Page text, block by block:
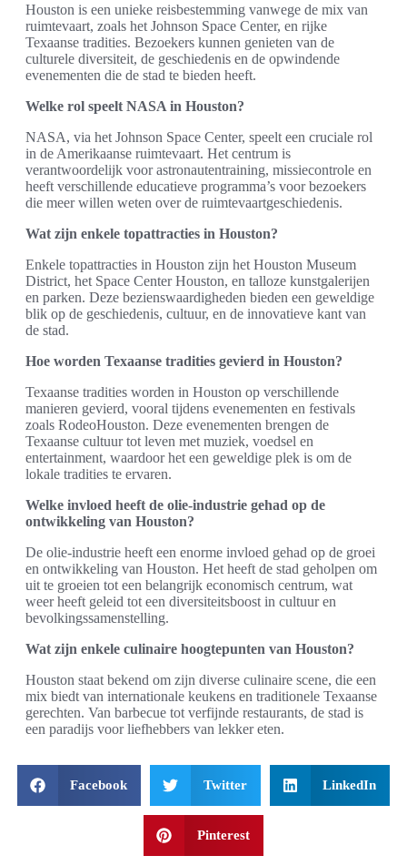
Houston is een unieke reisbestemming vanwege de mix van
ruimtevaart, zoals het Johnson Space Center, en rijke
Texaanse tradities. Bezoekers kunnen genieten van de
culturele diversiteit, de geschiedenis en de opwindende
evenementen die de stad te bieden heeft.
Welke rol speelt NASA in Houston?
NASA, via het Johnson Space Center, speelt een cruciale rol
in de Amerikaanse ruimtevaart. Het centrum is
verantwoordelijk voor astronautentraining, missiecontrole en
heeft verschillende educatieve programma’s voor bezoekers
die meer willen weten over de ruimtevaartgeschiedenis.
Wat zijn enkele topattracties in Houston?
Enkele topattracties in Houston zijn het Houston Museum
District, het Space Center Houston, en talloze kunstgalerijen
en parken. Deze bezienswaardigheden bieden een geweldige
blik op de geschiedenis, cultuur, en de innovatieve kant van
de stad.
Hoe worden Texaanse tradities gevierd in Houston?
Texaanse tradities worden in Houston op verschillende
manieren gevierd, vooral tijdens evenementen en festivals
zoals RodeoHouston. Deze evenementen brengen de
Texaanse cultuur tot leven met muziek, voedsel en
entertainment, waardoor het een geweldige plek is om de
lokale tradities te ervaren.
Welke invloed heeft de olie-industrie gehad op de
ontwikkeling van Houston?
De olie-industrie heeft een enorme invloed gehad op de groei
en ontwikkeling van Houston. Het heeft de stad geholpen om
uit te groeien tot een belangrijk economisch centrum, wat
weer heeft geleid tot een diversiteitsboost in cultuur en
bevolkingssamenstelling.
Wat zijn enkele culinaire hoogtepunten van Houston?
Houston staat bekend om zijn diverse culinaire scene, die een
mix biedt van internationale keukens en traditionele Texaanse
gerechten. Van barbecue tot verfijnde restaurants, de stad is
een paradijs voor liefhebbers van lekker eten.
Facebook Twitter LinkedIn
Pinterest